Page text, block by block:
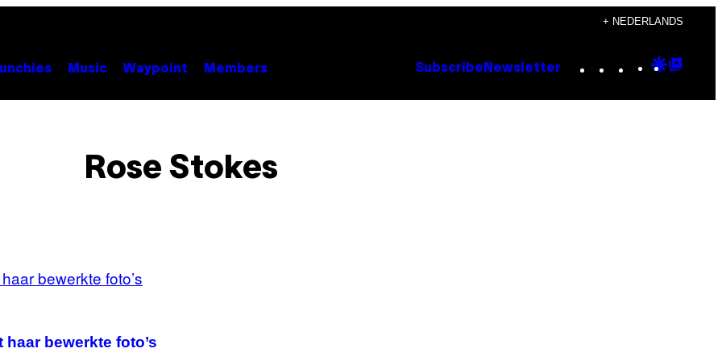
+ NEDERLANDS
Music Waypoint Members Subscribe Newsletter Instagram
TikTok
YouTube
Google
Rose Stokes
bewerkte foto’s